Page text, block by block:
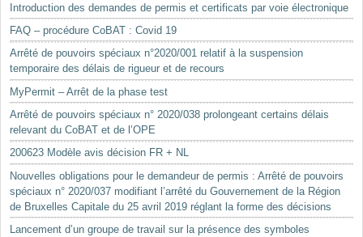
Introduction des demandes de permis et certificats par voie électronique
FAQ – procédure CoBAT : Covid 19
Arrêté de pouvoirs spéciaux n°2020/001 relatif à la suspension
temporaire des délais de rigueur et de recours
MyPermit – Arrêt de la phase test
Arrêté de pouvoirs spéciaux n° 2020/038 prolongeant certains délais
relevant du CoBAT et de l’OPE
200623 Modèle avis décision FR + NL
Nouvelles obligations pour le demandeur de permis : Arrêté de pouvoirs
spéciaux n° 2020/037 modifiant l’arrêté du Gouvernement de la Région
de Bruxelles Capitale du 25 avril 2019 réglant la forme des décisions
Lancement d’un groupe de travail sur la présence des symboles